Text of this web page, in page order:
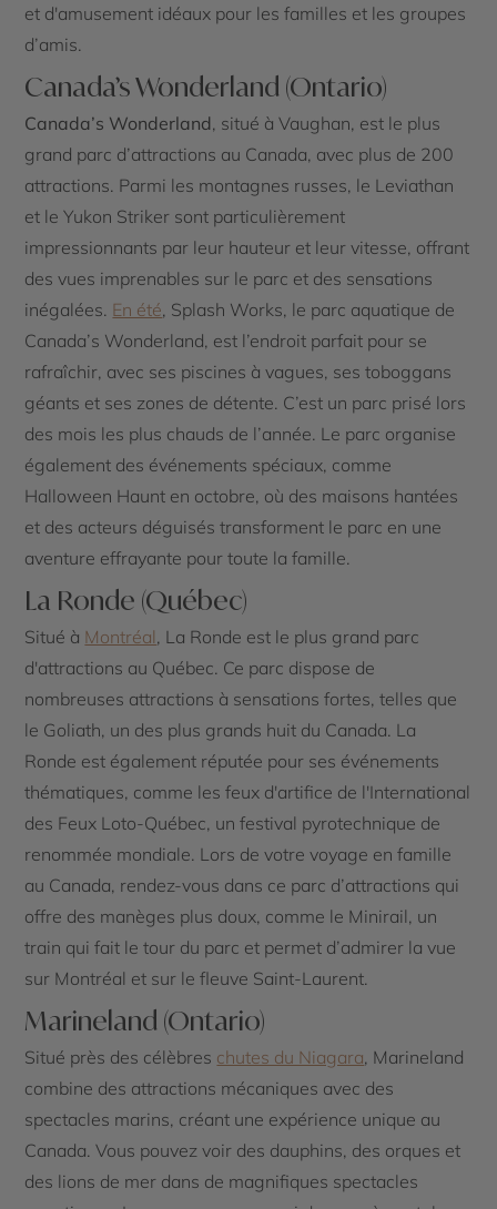
et d'amusement idéaux pour les familles et les groupes
d’amis.
Canada’s Wonderland (Ontario)
Canada’s Wonderland, situé à Vaughan, est le plus
grand parc d’attractions au Canada, avec plus de 200
attractions. Parmi les montagnes russes, le Leviathan
et le Yukon Striker sont particulièrement
impressionnants par leur hauteur et leur vitesse, offrant
des vues imprenables sur le parc et des sensations
inégalées. En été, Splash Works, le parc aquatique de
Canada’s Wonderland, est l’endroit parfait pour se
rafraîchir, avec ses piscines à vagues, ses toboggans
géants et ses zones de détente. C’est un parc prisé lors
des mois les plus chauds de l’année. Le parc organise
également des événements spéciaux, comme
Halloween Haunt en octobre, où des maisons hantées
et des acteurs déguisés transforment le parc en une
aventure effrayante pour toute la famille.
La Ronde (Québec)
Situé à Montréal, La Ronde est le plus grand parc
d'attractions au Québec. Ce parc dispose de
nombreuses attractions à sensations fortes, telles que
le Goliath, un des plus grands huit du Canada. La
Ronde est également réputée pour ses événements
thématiques, comme les feux d'artifice de l'International
des Feux Loto-Québec, un festival pyrotechnique de
renommée mondiale. Lors de votre voyage en famille
au Canada, rendez-vous dans ce parc d’attractions qui
offre des manèges plus doux, comme le Minirail, un
train qui fait le tour du parc et permet d’admirer la vue
sur Montréal et sur le fleuve Saint-Laurent.
Marineland (Ontario)
Situé près des célèbres chutes du Niagara, Marineland
combine des attractions mécaniques avec des
spectacles marins, créant une expérience unique au
Canada. Vous pouvez voir des dauphins, des orques et
des lions de mer dans de magnifiques spectacles